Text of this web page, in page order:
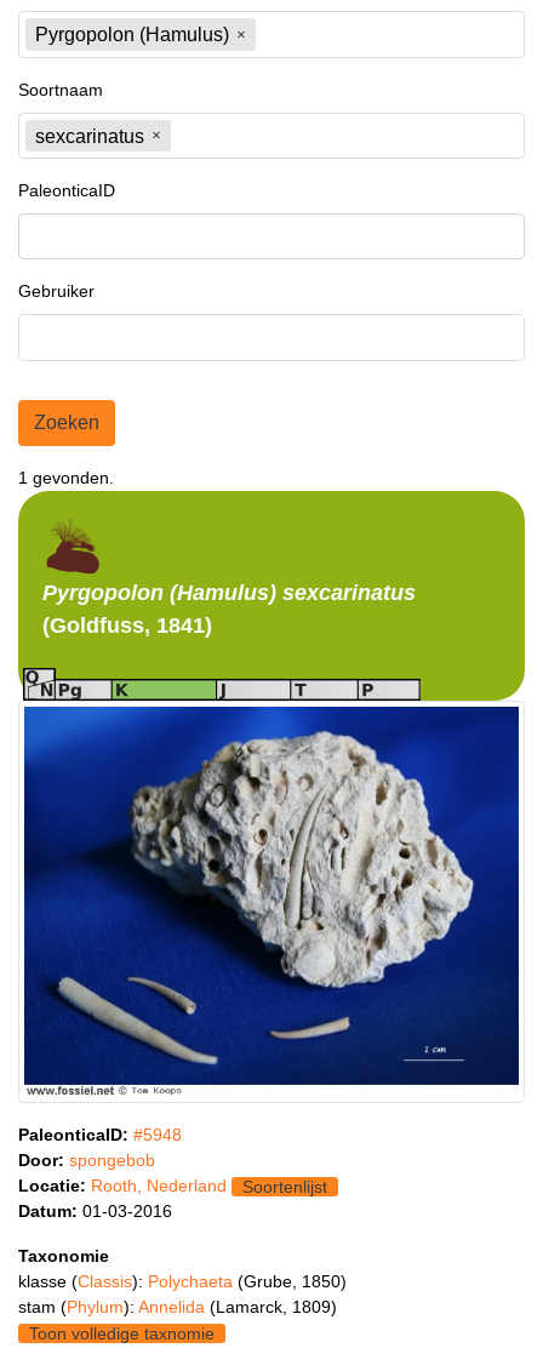
Pyrgopolon (Hamulus)
Soortnaam
sexcarinatus
PaleonticaID
Gebruiker
Zoeken
1 gevonden.
Pyrgopolon (Hamulus) sexcarinatus
(Goldfuss, 1841)
PaleonticaID: #5948
Door: spongebob
Locatie: Rooth, Nederland
Soortenlijst
Datum: 01-03-2016
Taxonomie
klasse (Classis): Polychaeta (Grube, 1850)
stam (Phylum): Annelida (Lamarck, 1809)
Toon volledige taxnomie